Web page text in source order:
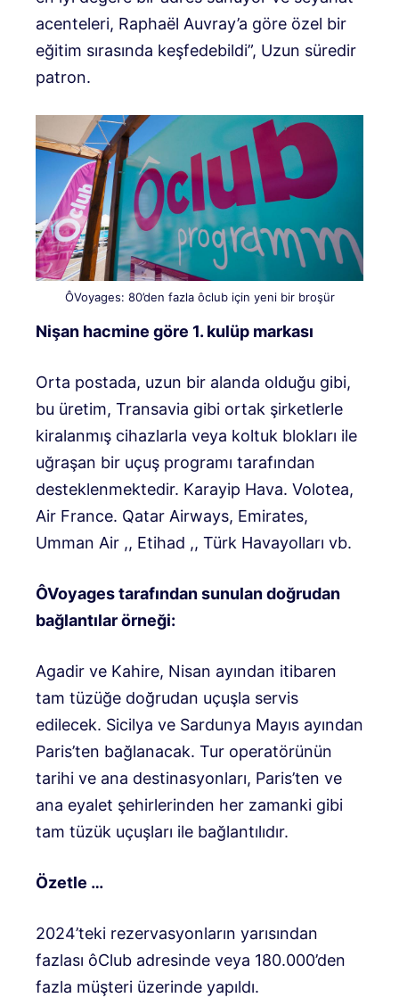
acenteleri, Raphaël Auvray’a göre özel bir
eğitim sırasında keşfedebildi”, Uzun süredir
patron.
ÔVoyages: 80’den fazla ôclub için yeni bir broşür
Nişan hacmine göre 1. kulüp markası
Orta postada, uzun bir alanda olduğu gibi,
bu üretim, Transavia gibi ortak şirketlerle
kiralanmış cihazlarla veya koltuk blokları ile
uğraşan bir uçuş programı tarafından
desteklenmektedir. Karayip Hava. Volotea,
Air France. Qatar Airways, Emirates,
Umman Air ,, Etihad ,, Türk Havayolları vb.
ÔVoyages tarafından sunulan doğrudan
bağlantılar örneği:
Agadir ve Kahire, Nisan ayından itibaren
tam tüzüğe doğrudan uçuşla servis
edilecek. Sicilya ve Sardunya Mayıs ayından
Paris’ten bağlanacak. Tur operatörünün
tarihi ve ana destinasyonları, Paris’ten ve
ana eyalet şehirlerinden her zamanki gibi
tam tüzük uçuşları ile bağlantılıdır.
Özetle …
2024’teki rezervasyonların yarısından
fazlası ôClub adresinde veya 180.000’den
fazla müşteri üzerinde yapıldı.